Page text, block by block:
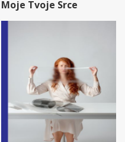
Moje Tvoje Srce